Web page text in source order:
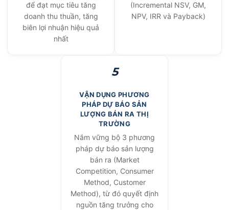
để đạt mục tiêu tăng
doanh thu thuần, tăng
biên lợi nhuận hiệu quả
nhất
(Incremental NSV, GM,
NPV, IRR và Payback)
5
VẬN DỤNG PHƯƠNG
PHÁP DỰ BÁO SẢN
LƯỢNG BÁN RA THỊ
TRƯỜNG
Nắm vững bộ 3 phương
pháp dự báo sản lượng
bán ra (Market
Competition, Consumer
Method, Customer
Method), từ đó quyết định
nguồn tăng trưởng cho